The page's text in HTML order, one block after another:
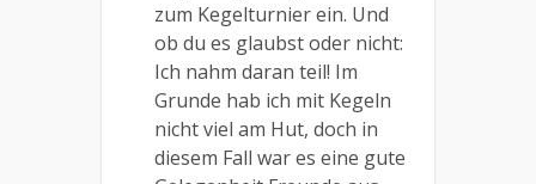
zum Kegelturnier ein. Und
ob du es glaubst oder nicht:
Ich nahm daran teil! Im
Grunde hab ich mit Kegeln
nicht viel am Hut, doch in
diesem Fall war es eine gute